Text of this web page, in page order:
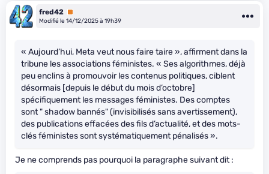
fred42 Premium
Modifié le 14/12/2025 à 19h39
« Aujourd’hui, Meta veut nous faire taire », affirment dans la
tribune les associations féministes. « Ses algorithmes, déjà
peu enclins à promouvoir les contenus politiques, ciblent
désormais [depuis le début du mois d’octobre]
spécifiquement les messages féministes. Des comptes
sont " shadow bannés" (invisibilisés sans avertissement),
des publications effacées des fils d’actualité, et des mots-
clés féministes sont systématiquement pénalisés ».
Je ne comprends pas pourquoi la paragraphe suivant dit :